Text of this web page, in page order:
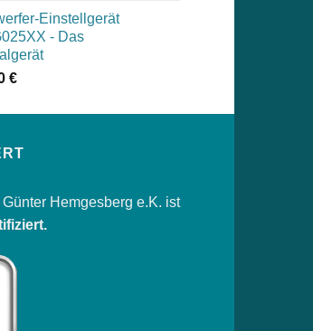
Einstellgerät
- Das
€
Hemgesberg e.K. ist